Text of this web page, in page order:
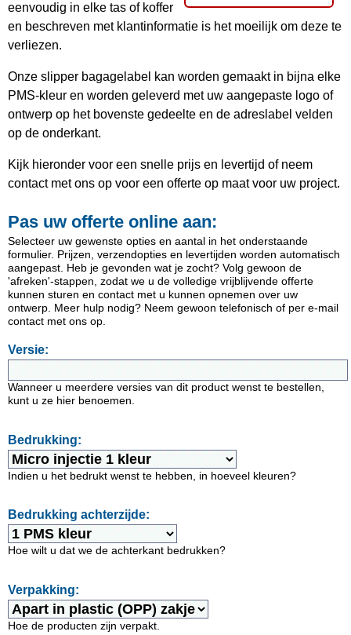
eenvoudig in elke tas of koffer
en beschreven met klantinformatie is het moeilijk om deze te
verliezen.
Onze slipper bagagelabel kan worden gemaakt in bijna elke
PMS-kleur en worden geleverd met uw aangepaste logo of
ontwerp op het bovenste gedeelte en de adreslabel velden
op de onderkant.
Kijk hieronder voor een snelle prijs en levertijd of neem
contact met ons op voor een offerte op maat voor uw project.
Pas uw offerte online aan:
Selecteer uw gewenste opties en aantal in het onderstaande
formulier. Prijzen, verzendopties en levertijden worden automatisch
aangepast. Heb je gevonden wat je zocht? Volg gewoon de
'afreken'-stappen, zodat we u de volledige vrijblijvende offerte
kunnen sturen en contact met u kunnen opnemen over uw
ontwerp. Meer hulp nodig? Neem gewoon telefonisch of per e-mail
contact met ons op.
Versie:
Wanneer u meerdere versies van dit product wenst te bestellen,
kunt u ze hier benoemen.
Bedrukking:
Indien u het bedrukt wenst te hebben, in hoeveel kleuren?
Bedrukking achterzijde:
Hoe wilt u dat we de achterkant bedrukken?
Verpakking:
Hoe de producten zijn verpakt.